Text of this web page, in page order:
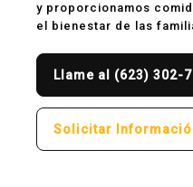
y proporcionamos
el bienestar de las
Llame al (623) 302-
Solicitar